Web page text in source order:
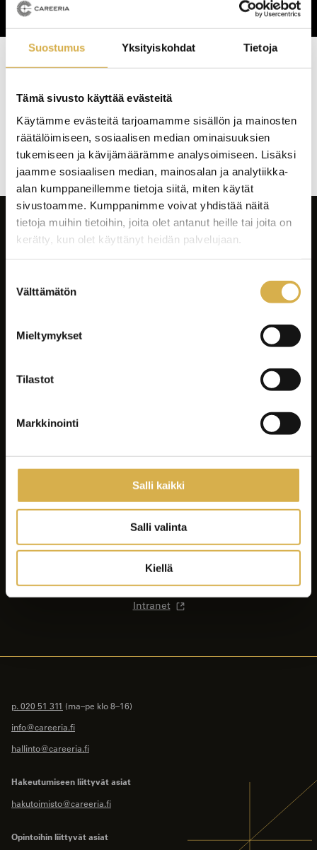
Suostumus Yksityiskohdat Tietoja
Tämä sivusto käyttää evästeitä
Käytämme evästeitä tarjoamamme sisällön ja mainosten
räätälöimiseen, sosiaalisen median ominaisuuksien
tukemiseen ja kävijämäärämme analysoimiseen. Lisäksi
jaamme sosiaalisen median, mainosalan ja analytiikka-
alan kumppaneillemme tietoja siitä, miten käytät
sivustoamme. Kumppanimme voivat yhdistää näitä
tietoja muihin tietoihin, joita olet antanut heille tai joita on
kerätty, kun olet käyttänyt heidän palvelujaan.
valinta
Välttämätön
Mieltymykset
Tilastot
Markkinointi
Salli kaikki
Salli valinta
Kiellä
Haku tuotti osumia: 0 kpl
Koulutushaun
sivujen
selaus
Yrityksille ja yhteisöille
Asiakastyöt
Careeria
Yhteystiedot
Intranet
p. 020 51 311 (ma–pe klo 8–16)
info@careeria.fi
hallinto@careeria.fi
Hakeutumiseen liittyvät asiat
hakutoimisto@careeria.fi
Opintoihin liittyvät asiat